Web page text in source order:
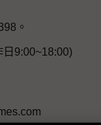
。
日9:00~18:00)